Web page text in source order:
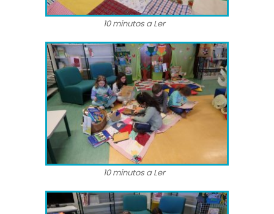
10 minutos a Ler
10 minutos a Ler